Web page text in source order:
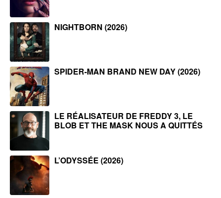
NIGHTBORN (2026)
SPIDER-MAN BRAND NEW DAY (2026)
LE RÉALISATEUR DE FREDDY 3, LE
BLOB ET THE MASK NOUS A QUITTÉS
L’ODYSSÉE (2026)